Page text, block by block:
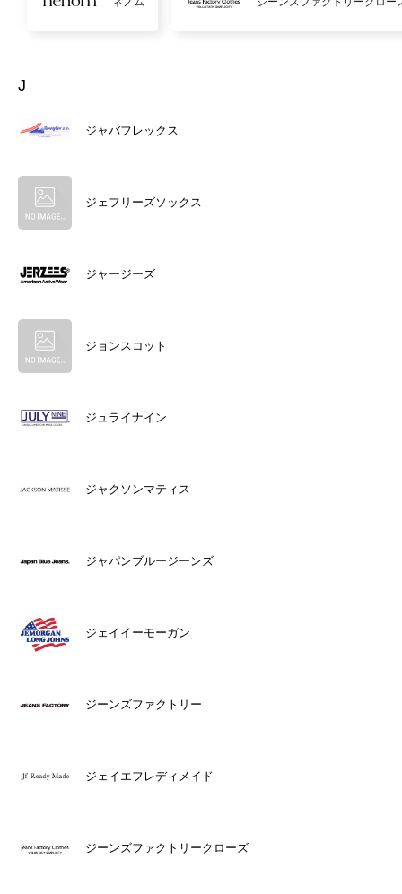
J
ジャバフレックス
ジェフリーズソックス
ジャージーズ
ジョンスコット
ジュライナイン
ジャクソンマティス
ジャパンブルージーンズ
ジェイイーモーガン
ジーンズファクトリー
ジェイエフレディメイド
ジーンズファクトリークローズ